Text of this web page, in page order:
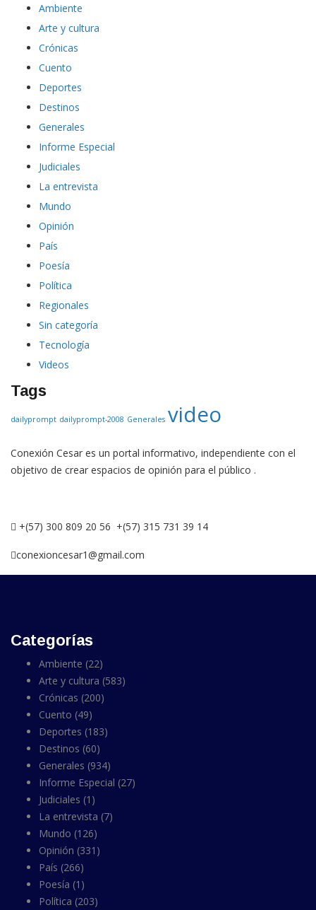
Ambiente
Arte y cultura
Crónicas
Cuento
Deportes
Destinos
Generales
Informe Especial
Judiciales
La entrevista
Mundo
Opinión
País
Poesía
Política
Regionales
Sin categoría
Tecnología
Videos
Tags
dailyprompt dailyprompt-2008 Generales video
Conexión Cesar es un portal informativo, independiente con el
objetivo de crear espacios de opinión para el público .
+(57) 300 809 20 56 +(57) 315 731 39 14
conexioncesar1@gmail.com
Categorías
Ambiente (22)
Arte y cultura (583)
Crónicas (200)
Cuento (49)
Deportes (183)
Destinos (60)
Generales (934)
Informe Especial (27)
Judiciales (1)
La entrevista (7)
Mundo (126)
Opinión (331)
País (266)
Poesía (1)
Política (203)